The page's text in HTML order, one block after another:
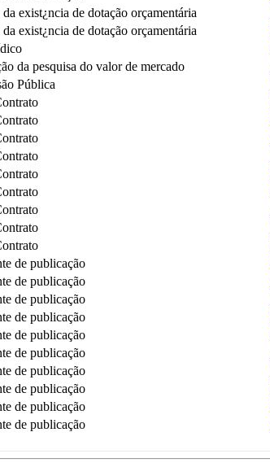
exist¿ncia de dotação orçamentária
exist¿ncia de dotação orçamentária
da pesquisa do valor de mercado
Pública
de publicação
de publicação
de publicação
de publicação
de publicação
de publicação
de publicação
de publicação
de publicação
de publicação